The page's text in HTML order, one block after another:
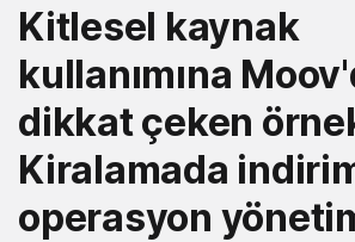
Kitlesel kaynak
kullanımına
dikkat çeken
Kiralamada
operasyon